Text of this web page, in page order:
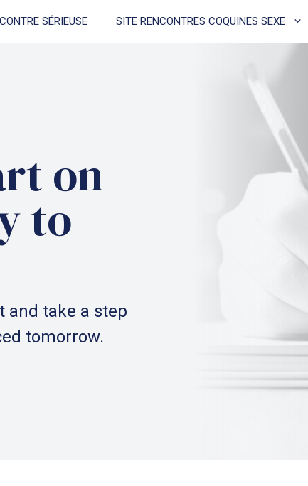
SÉRIEUSE SITE RENCONTRES COQUINES SEXE
on
to
and take a step
tomorrow.